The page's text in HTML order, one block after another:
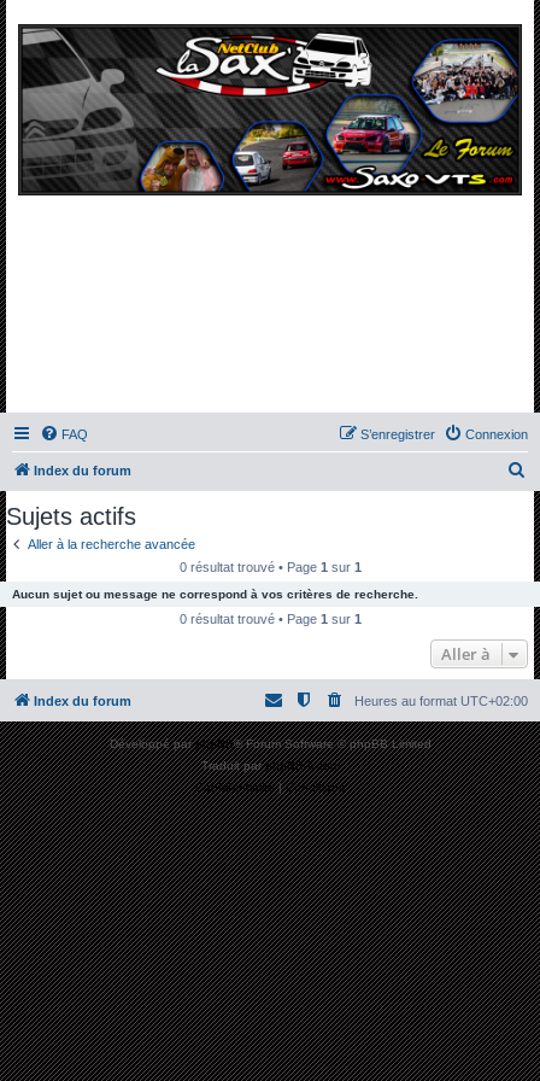
FAQ Connexion
S’enregistrer
Index du forum
c
e
r
Sujets actifs
Aller à la recherche avancée
0 résultat trouvé • Page 1 sur 1
Aucun sujet ou message ne correspond à vos critères de recherche.
0 résultat trouvé • Page 1 sur 1
Aller à
Index du forum Heures au format UTC+02:00
Développé parphpBB® Forum Software © phpBB Limited
Traduit parphpBB-fr.com
Confidentialité|Conditions